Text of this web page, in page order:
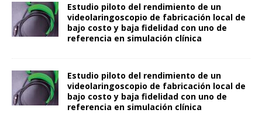
Estudio piloto del rendimiento de un
videolaringoscopio de fabricación local de
bajo costo y baja fidelidad con uno de
referencia en simulación clínica
Estudio piloto del rendimiento de un
videolaringoscopio de fabricación local de
bajo costo y baja fidelidad con uno de
referencia en simulación clínica